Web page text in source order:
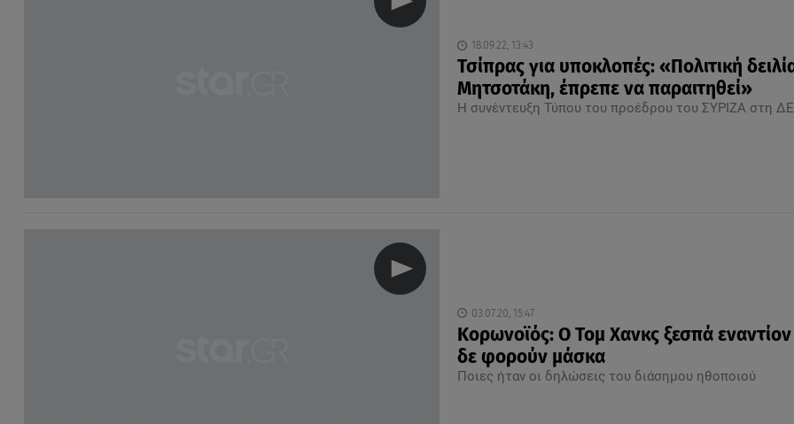
18.09.22, 13:43
Τσίπρας για υποκλοπές: «Πολιτική
Μητσοτάκη, έπρεπε να παραιτηθεί»
H συνέντευξη Τύπου του προέδρου του ΣΥΡΙΖΑ στη
03.07.20, 15:47
Κορωνοϊός: Ο Τομ Χανκς ξεσπά
δε φορούν μάσκα
Ποιες ήταν οι δηλώσεις του διάσημου ηθοποιού